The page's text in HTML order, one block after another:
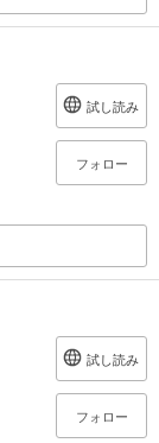
試し読み
フォロー
試し読み
フォロー